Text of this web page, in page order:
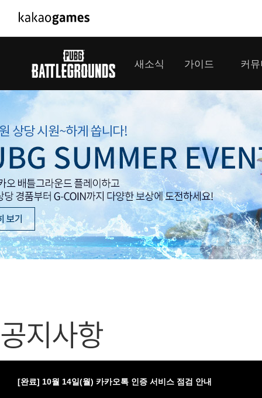
PC/모바일게임
도깨비의세계
아키에이지 워
아레스 : 라이즈 오브 가디언즈
배틀그라
패스 오브
패스 오브
모바일게임
우마무스메 프리티 더비
SMiniz
프렌즈팝콘
프렌즈타운
서비스
내정보
보안센터
새소식
이벤트
업데이트
대회소식
가이드 커
플레이
클랜
모집
공지사항
[완료] 10월 14일(월) 카카오톡 인증 서비스 점검 안내